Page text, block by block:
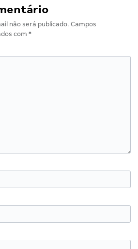
não será publicado. Campos
com *